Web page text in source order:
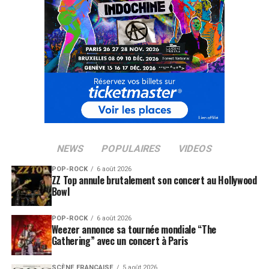
NEWS POPULAIRES VIDEOS
POP-ROCK 6 août 2026
ZZ Top annule brutalement son concert au Hollywood
Bowl
POP-ROCK 6 août 2026
Weezer annonce sa tournée mondiale “The
Gathering” avec un concert à Paris
SCÈNE FRANÇAISE 5 août 2026